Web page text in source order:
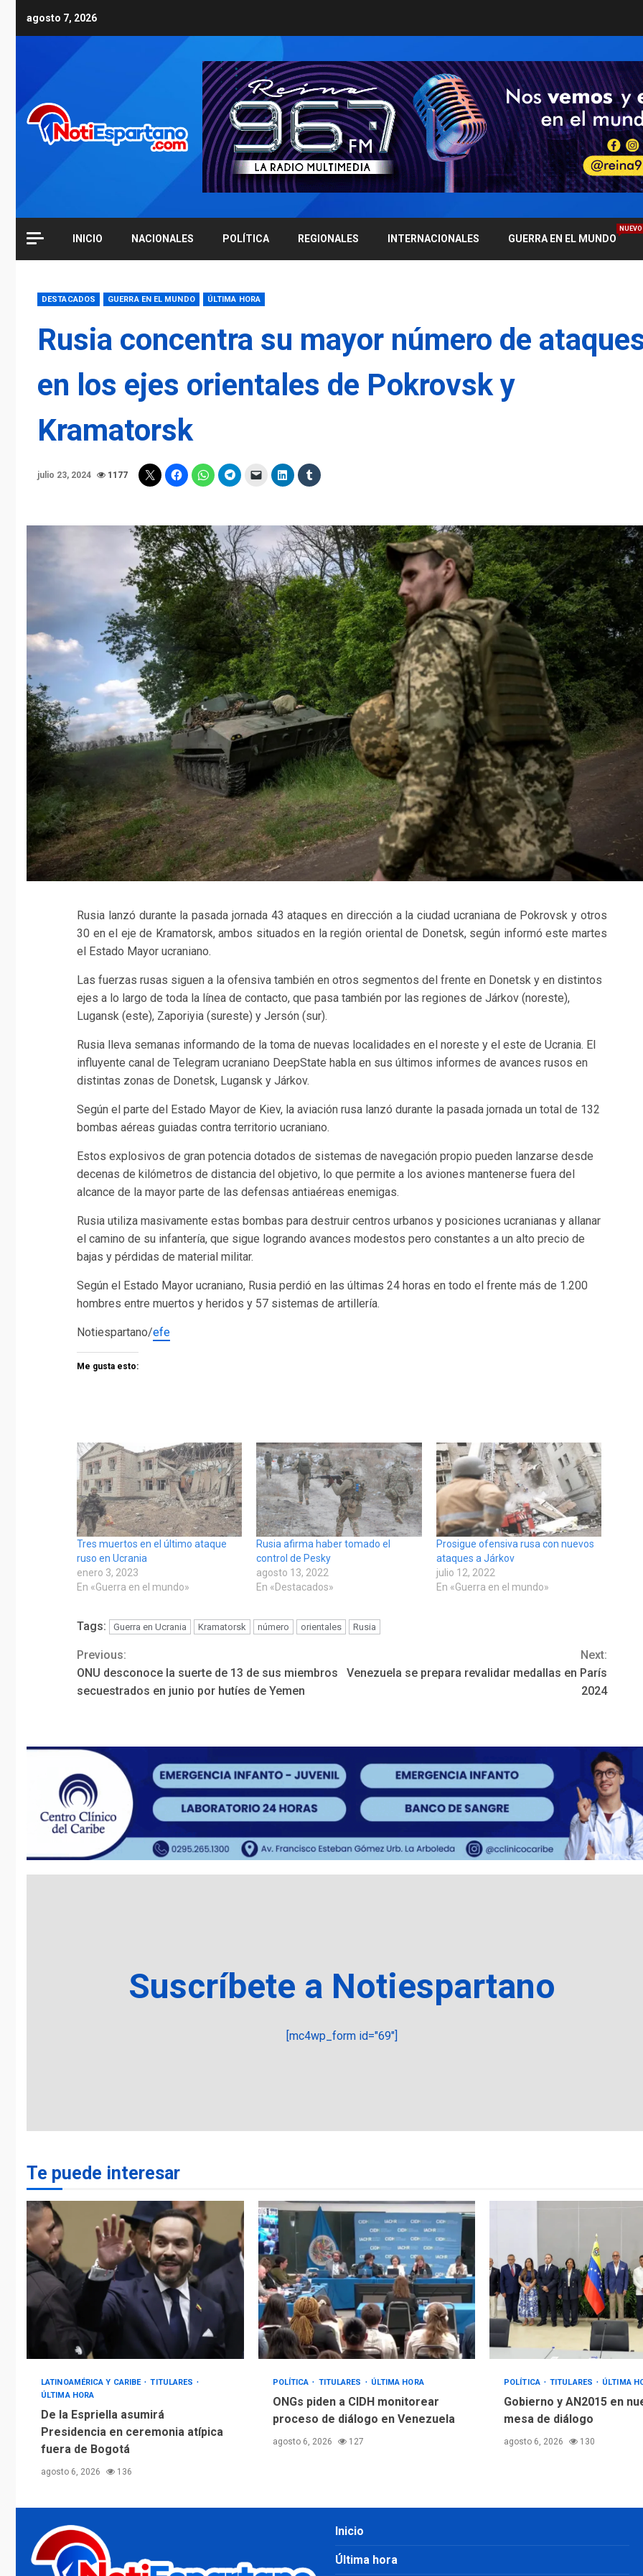
agosto 7, 2026
INICIO NACIONALES POLÍTICA REGIONALES INTERNACIONALES GUERRA EN EL MUNDO
NUEVO
DESTACADOS GUERRA EN EL MUNDO ÚLTIMA HORA
Rusia concentra su mayor número de
en los ejes orientales de Pokrovsk y
Kramatorsk
julio 23, 2024 1177
Rusia lanzó durante la pasada jornada 43 ataques en dirección a la ciudad ucraniana de Pokrovsk y otros
30 en el eje de Kramatorsk, ambos situados en la región oriental de Donetsk, según informó este martes
el Estado Mayor ucraniano.
Las fuerzas rusas siguen a la ofensiva también en otros segmentos del frente en Donetsk y en distintos
ejes a lo largo de toda la línea de contacto, que pasa también por las regiones de Járkov (noreste),
Lugansk (este), Zaporiyia (sureste) y Jersón (sur).
Rusia lleva semanas informando de la toma de nuevas localidades en el noreste y el este de Ucrania. El
influyente canal de Telegram ucraniano DeepState habla en sus últimos informes de avances rusos en
distintas zonas de Donetsk, Lugansk y Járkov.
Según el parte del Estado Mayor de Kiev, la aviación rusa lanzó durante la pasada jornada un total de 132
bombas aéreas guiadas contra territorio ucraniano.
Estos explosivos de gran potencia dotados de sistemas de navegación propio pueden lanzarse desde
decenas de kilómetros de distancia del objetivo, lo que permite a los aviones mantenerse fuera del
alcance de la mayor parte de las defensas antiaéreas enemigas.
Rusia utiliza masivamente estas bombas para destruir centros urbanos y posiciones ucranianas y allanar
el camino de su infantería, que sigue logrando avances modestos pero constantes a un alto precio de
bajas y pérdidas de material militar.
Según el Estado Mayor ucraniano, Rusia perdió en las últimas 24 horas en todo el frente más de 1.200
hombres entre muertos y heridos y 57 sistemas de artillería.
Notiespartano/efe
Me gusta esto:
Tres muertos en el último ataque
ruso en Ucrania
enero 3, 2023
En «Guerra en el mundo»
Rusia afirma haber tomado el
control de Pesky
agosto 13, 2022
En «Destacados»
Prosigue ofensiva rusa con nuevos
ataques a Járkov
julio 12, 2022
En «Guerra en el mundo»
Tags: Guerra en Ucrania Kramatorsk número orientales Rusia
Continue
Reading
Previous:
ONU desconoce la suerte de 13 de sus miembros
secuestrados en junio por hutíes de Yemen
Next:
Venezuela se prepara revalidar medallas en París
2024
Suscríbete a Notiespartano
[mc4wp_form id="69"]
Te puede interesar
LATINOAMÉRICA Y CARIBE
TITULARES
ÚLTIMA HORA
De la Espriella asumirá
Presidencia en ceremonia atípica
fuera de Bogotá
agosto 6, 2026 136
POLÍTICA TITULARES ÚLTIMA HORA
ONGs piden a CIDH monitorear
proceso de diálogo en Venezuela
agosto 6, 2026 127
POLÍTICA TITULARES ÚLTIMA
Gobierno y AN2015 en
mesa de diálogo
agosto 6, 2026 130
Inicio
Última hora